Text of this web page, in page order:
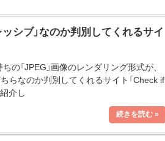
ッシブ」なのか判別してくれるサイ
の「JPEG」画像のレンダリング形式が、
ちらなのか判別してくれるサイト「Check if
介し